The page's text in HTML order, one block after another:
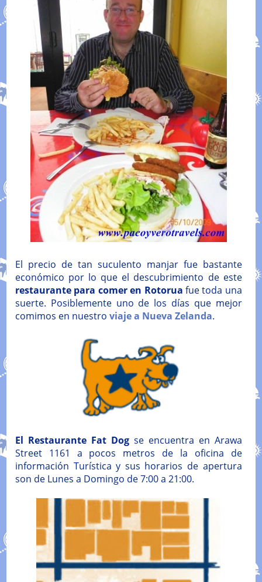
El precio de tan suculento manjar fue bastante
económico por lo que el descubrimiento de este
restaurante para comer en Rotorua fue toda una
suerte. Posiblemente uno de los días que mejor
comimos en nuestro viaje a Nueva Zelanda.
El Restaurante Fat Dogse encuentra en Arawa
Street 1161 a pocos metros de la oficina de
información Turística y sus horarios de apertura
son de Lunes a Domingo de 7:00 a 21:00.